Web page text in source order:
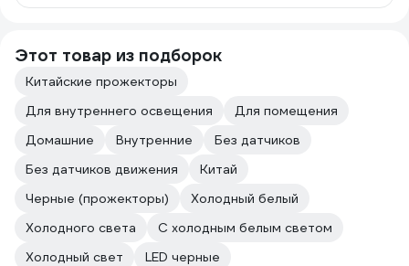
Этот товар из подборок
Китайские прожекторы
Для внутреннего освещения
Для помещения
Домашние
Внутренние
Без датчиков
Без датчиков движения
Китай
Черные (прожекторы)
Холодный белый
Холодного света
С холодным белым светом
Холодный свет
LED черные